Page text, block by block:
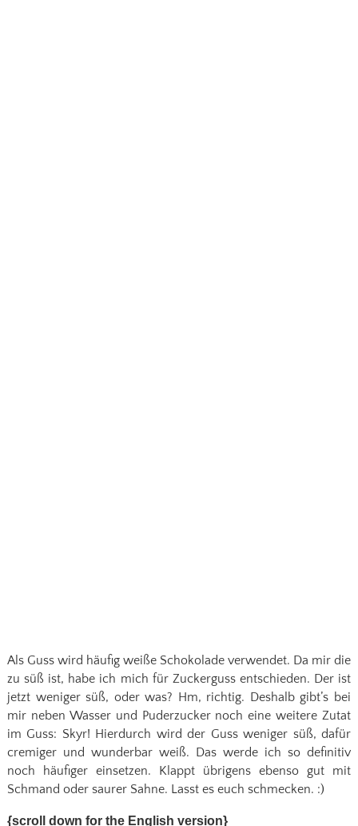
Als Guss wird häufig weiße Schokolade verwendet. Da mir die
zu süß ist, habe ich mich für Zuckerguss entschieden. Der ist
jetzt weniger süß, oder was? Hm, richtig. Deshalb gibt’s bei
mir neben Wasser und Puderzucker noch eine weitere Zutat
im Guss: Skyr! Hierdurch wird der Guss weniger süß, dafür
cremiger und wunderbar weiß. Das werde ich so definitiv
noch häufiger einsetzen. Klappt übrigens ebenso gut mit
Schmand oder saurer Sahne. Lasst es euch schmecken. :)
{scroll down for the English version}